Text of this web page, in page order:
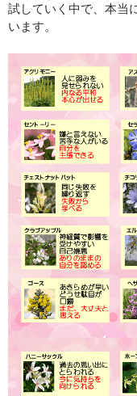
試していく中で、本当
います。